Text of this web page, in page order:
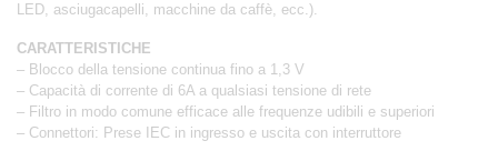
LED, asciugacapelli, macchine da caffè, ecc.).
CARATTERISTICHE
– Blocco della tensione continua fino a 1,3 V
– Capacità di corrente di 6A a qualsiasi tensione di rete
– Filtro in modo comune efficace alle frequenze udibili e superiori
– Connettori: Prese IEC in ingresso e uscita con interruttore